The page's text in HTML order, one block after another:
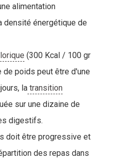
alimentation
densité énergétique de
(300 Kcal / 100 gr
de poids peut être d'une
la transition
sur une dizaine de
digestifs.
doit être progressive et
des repas dans